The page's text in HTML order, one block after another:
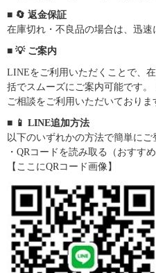
■ 🔄 返金保証
在庫切れ・不良品の場合は、迅速
■ 💡 ご案内
LINEをご利用いただくことで、
括でスムーズにご案内可能です
ご相談をご利用いただいておりま
■ 📱 LINE追加方法
以下のいずれかの方法で簡単にご
・QRコードを読み取る（おすすめ
【ここにQRコード画像】